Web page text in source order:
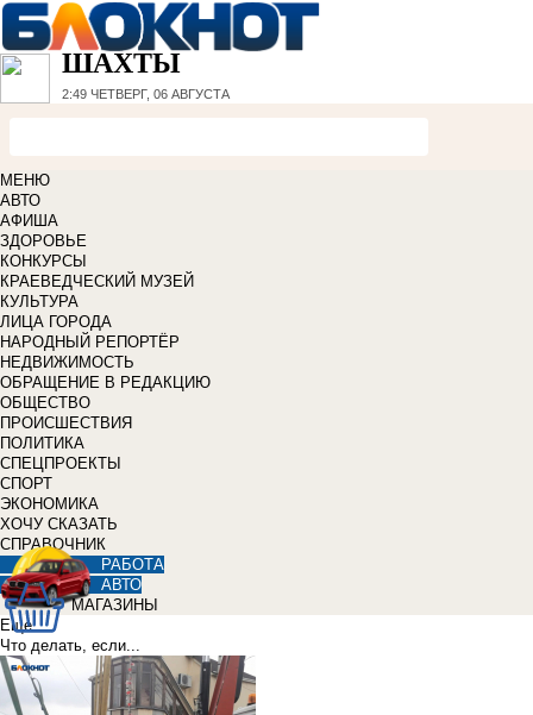
ШАХТЫ
2:49 ЧЕТВЕРГ, 06 АВГУСТА
МЕНЮ
АВТО
АФИША
ЗДОРОВЬЕ
КОНКУРСЫ
КРАЕВЕДЧЕСКИЙ МУЗЕЙ
КУЛЬТУРА
ЛИЦА ГОРОДА
НАРОДНЫЙ РЕПОРТЁР
НЕДВИЖИМОСТЬ
ОБРАЩЕНИЕ В РЕДАКЦИЮ
ОБЩЕСТВО
ПРОИСШЕСТВИЯ
ПОЛИТИКА
СПЕЦПРОЕКТЫ
СПОРТ
ЭКОНОМИКА
ХОЧУ СКАЗАТЬ
СПРАВОЧНИК
РАБОТА
АВТО
МАГАЗИНЫ
Еще
Что делать, если...